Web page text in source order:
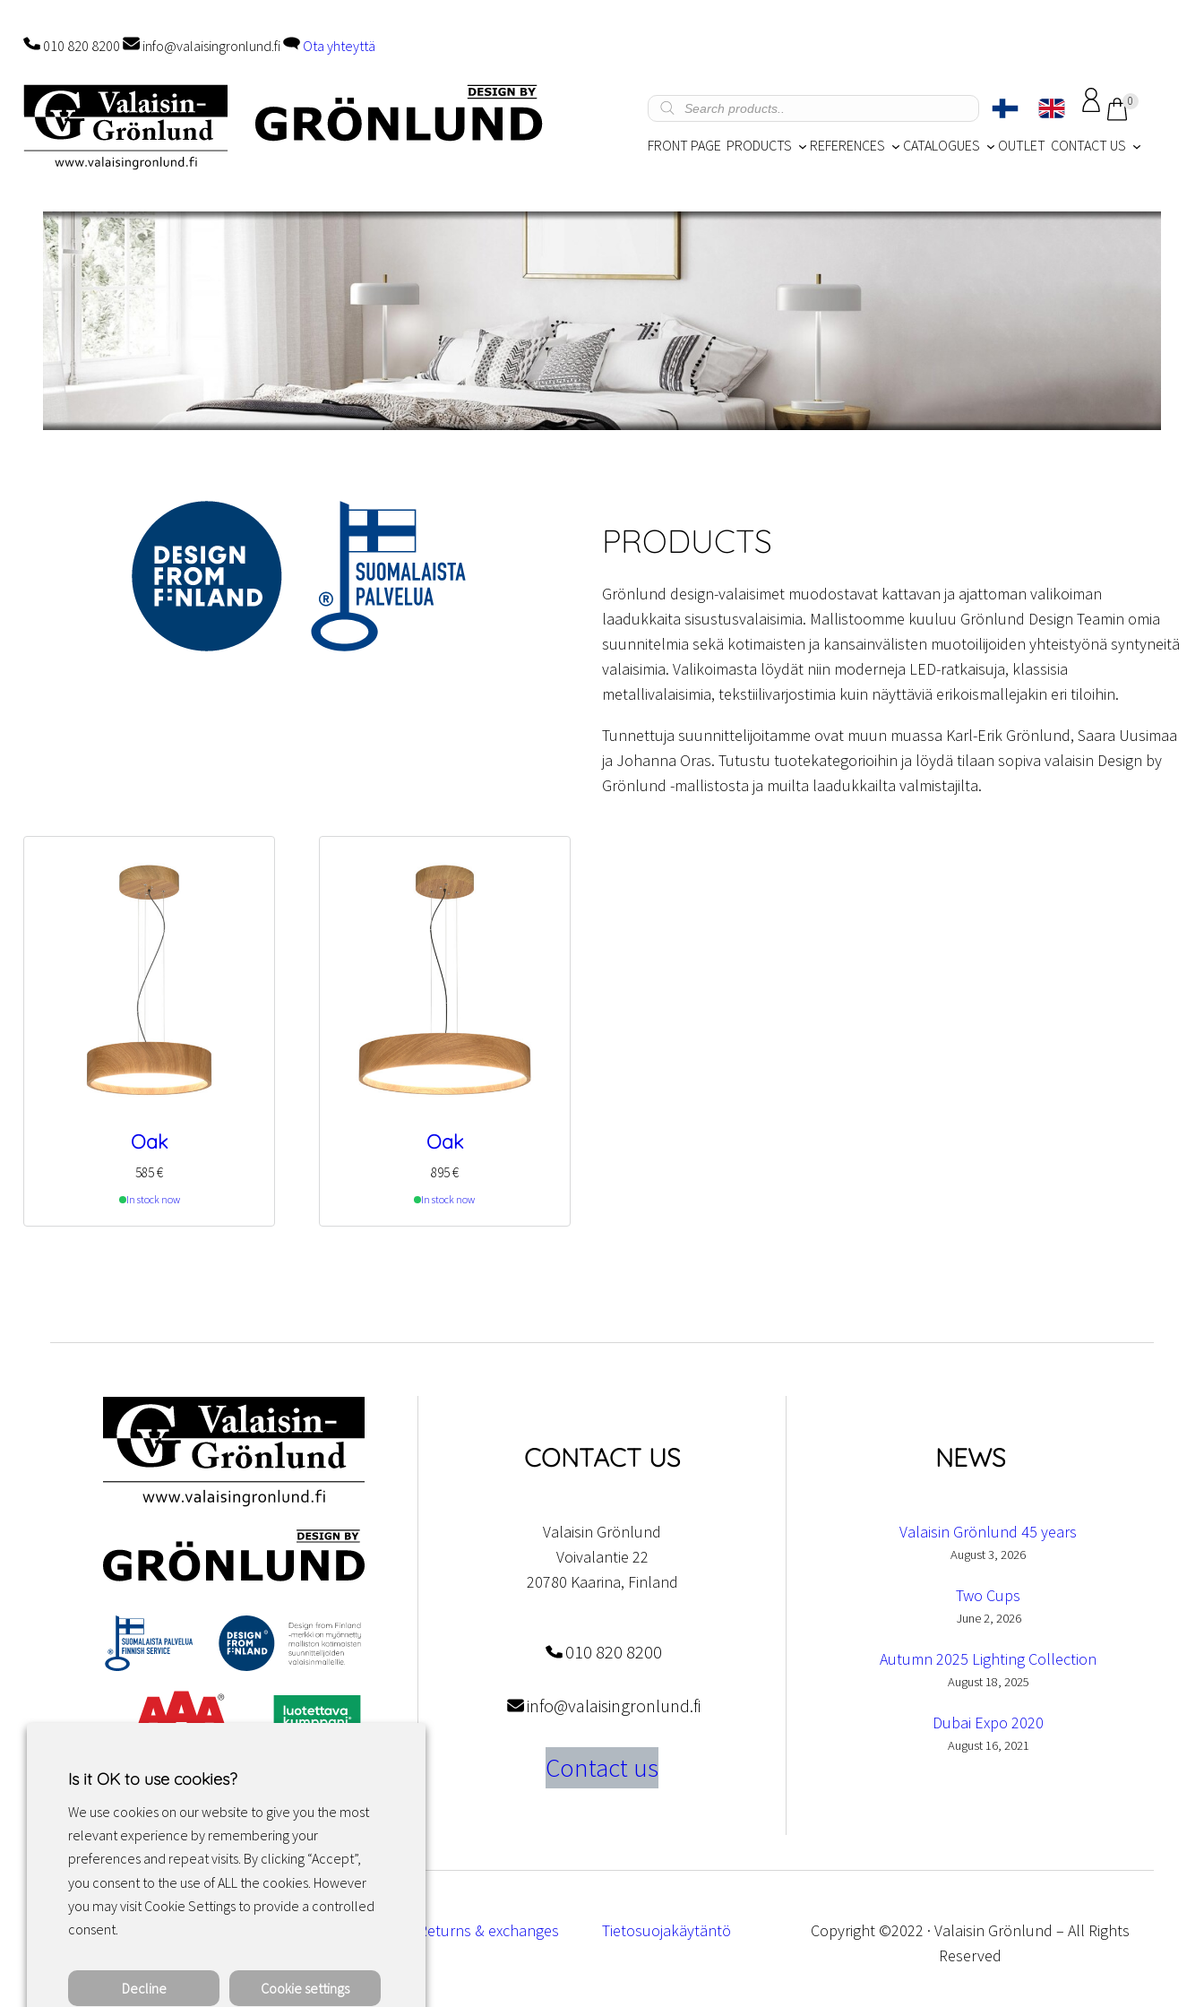
010 820 8200 info@valaisingronlund.fi Ota yhteyttä
Products
search
0
FRONT PAGE PRODUCTS REFERENCES CATALOGUES OUTLET CONTACT US
PRODUCTS
Grönlund design-valaisimet muodostavat kattavan ja ajattoman valikoiman
laadukkaita sisustusvalaisimia. Mallistoomme kuuluu Grönlund Design Teamin omia
suunnitelmia sekä kotimaisten ja kansainvälisten muotoilijoiden yhteistyönä syntyneitä
valaisimia. Valikoimasta löydät niin moderneja LED-ratkaisuja, klassisia
metallivalaisimia, tekstiilivarjostimia kuin näyttäviä erikoismallejakin eri tiloihin.
Tunnettuja suunnittelijoitamme ovat muun muassa Karl-Erik Grönlund, Saara Uusimaa
ja Johanna Oras. Tutustu tuotekategorioihin ja löydä tilaan sopiva valaisin Design by
Grönlund -mallistosta ja muilta laadukkailta valmistajilta.
Oak
585€
In stock now
Oak
895€
In stock now
CONTACT US
Valaisin Grönlund
Voivalantie 22
20780 Kaarina, Finland
010 820 8200
info@valaisingronlund.fi
Contact us
NEWS
Valaisin Grönlund 45 years
August 3, 2026
Two Cups
June 2, 2026
Autumn 2025 Lighting Collection
August 18, 2025
Dubai Expo 2020
August 16, 2021
Returns & exchanges Tietosuojakäytäntö
Copyright ©2022 · Valaisin Grönlund – All Rights
Reserved
Is it OK to use cookies?
We use cookies on our website to give you the most
relevant experience by remembering your
preferences and repeat visits. By clicking “Accept”,
you consent to the use of ALL the cookies. However
you may visit Cookie Settings to provide a controlled
consent.
Decline Cookie settings